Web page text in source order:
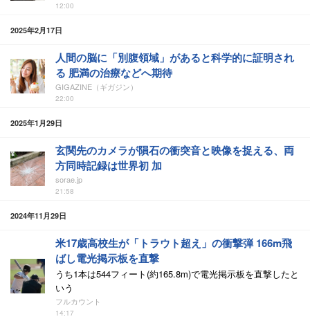
12:00
2025年2月17日
人間の脳に「別腹領域」があると科学的に証明され
る 肥満の治療などへ期待
GIGAZINE（ギガジン）
22:00
2025年1月29日
玄関先のカメラが隕石の衝突音と映像を捉える、両
方同時記録は世界初 加
sorae.jp
21:58
2024年11月29日
米17歳高校生が「トラウト超え」の衝撃弾 166m飛
ばし電光掲示板を直撃
うち1本は544フィート(約165.8m)で電光掲示板を直撃したと
いう
フルカウント
14:17